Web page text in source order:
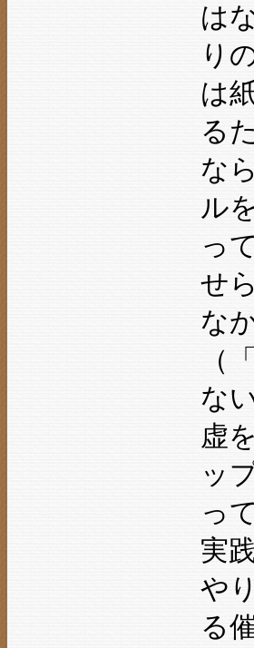
は
り
は
る
な
ル
っ
せ
な
（
な
虚
ッ
っ
実
や
る